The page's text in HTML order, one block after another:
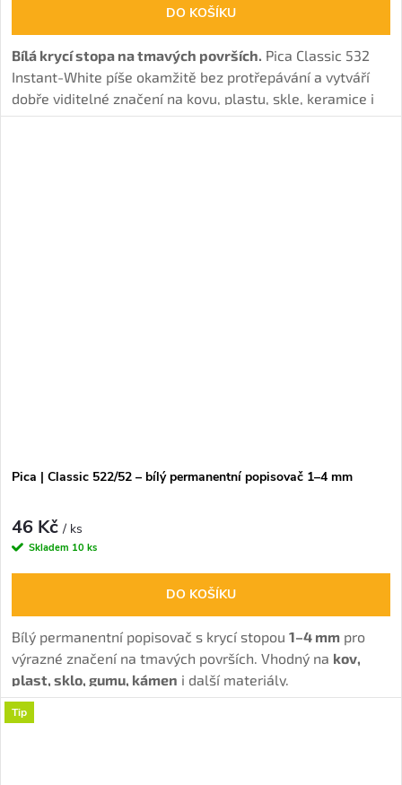
DO KOŠÍKU
Bílá krycí stopa na tmavých površích. Pica Classic 532
Instant-White píše okamžitě bez protřepávání a vytváří
dobře viditelné značení na kovu, plastu, skle, keramice i
kabelech. Šířka stopy 1–2 mm.
Pica | Classic 522/52 – bílý permanentní popisovač 1–4 mm
46 Kč/ ks
Skladem 10 ks
DO KOŠÍKU
Bílý permanentní popisovač s krycí stopou 1–4 mm pro
výrazné značení na tmavých površích. Vhodný na kov,
plast, sklo, gumu, kámen i další materiály.
Tip